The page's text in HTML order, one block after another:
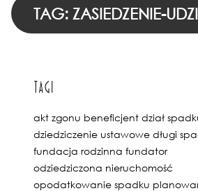
TAG: ZASIEDZENIE-
Tagi
akt zgonu beneficjent dział
dziedziczenie ustawowe długi
fundacja rodzinna fundator
odziedziczona nieruchomość
opodatkowanie spadku